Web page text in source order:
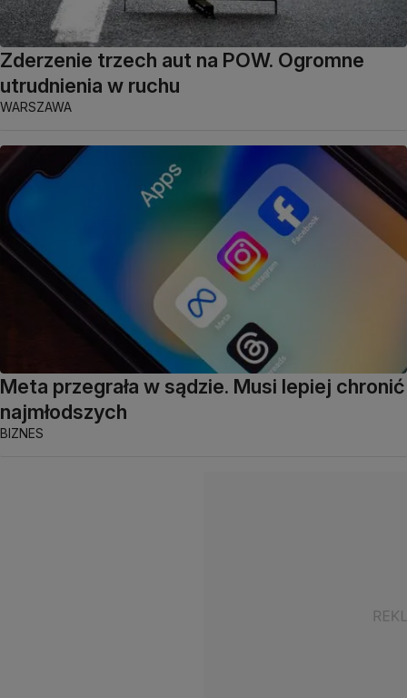
Zderzenie trzech aut na POW. Ogromne
utrudnienia w ruchu
WARSZAWA
Meta przegrała w sądzie. Musi lepiej chronić
najmłodszych
BIZNES